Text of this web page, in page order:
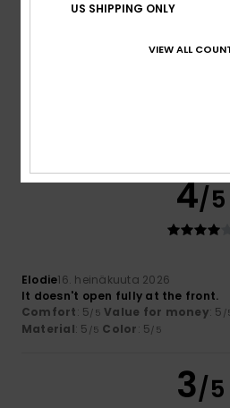
4/5
Elodie16. heinäkuuta 2026
It doesn't open fully at the front.
Comfort: 5/5 Value for money: 5 /
Material: 5 /5 Color: 5/5
3/5
US SHIPPING ONLY
VIEW ALL